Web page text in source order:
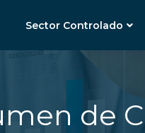
Sector Controlado
de